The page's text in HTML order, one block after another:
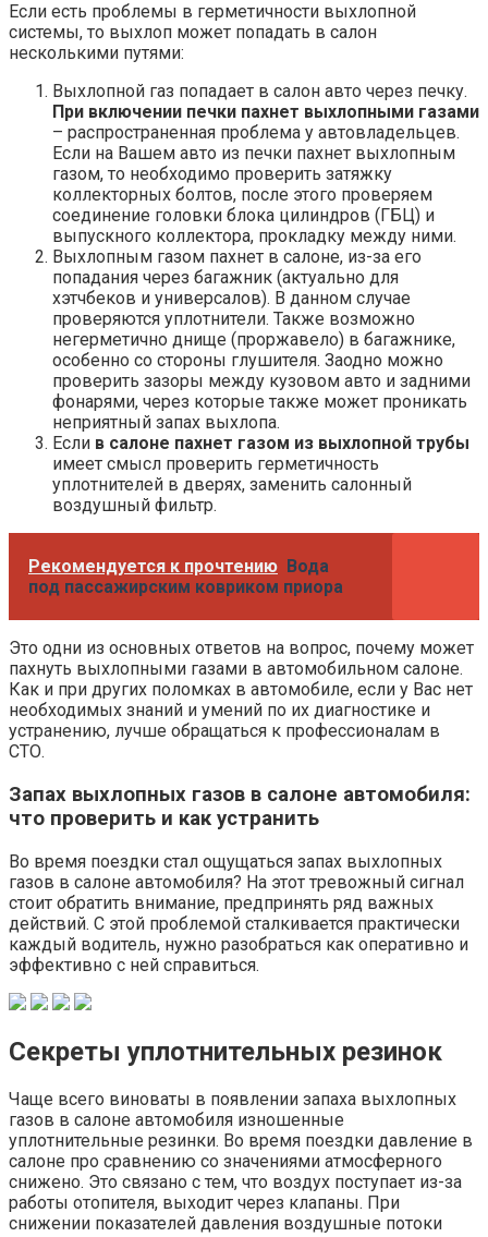
Если есть проблемы в герметичности выхлопной
системы, то выхлоп может попадать в салон
несколькими путями:
Выхлопной газ попадает в салон авто через печку.
При включении печки пахнет выхлопными газами
– распространенная проблема у автовладельцев.
Если на Вашем авто из печки пахнет выхлопным
газом, то необходимо проверить затяжку
коллекторных болтов, после этого проверяем
соединение головки блока цилиндров (ГБЦ) и
выпускного коллектора, прокладку между ними.
Выхлопным газом пахнет в салоне, из-за его
попадания через багажник (актуально для
хэтчбеков и универсалов). В данном случае
проверяются уплотнители. Также возможно
негерметично днище (проржавело) в багажнике,
особенно со стороны глушителя. Заодно можно
проверить зазоры между кузовом авто и задними
фонарями, через которые также может проникать
неприятный запах выхлопа.
Если в салоне пахнет газом из выхлопной трубы
имеет смысл проверить герметичность
уплотнителей в дверях, заменить салонный
воздушный фильтр.
Рекомендуется к прочтению Вода
под пассажирским ковриком приора
Это одни из основных ответов на вопрос, почему может
пахнуть выхлопными газами в автомобильном салоне.
Как и при других поломках в автомобиле, если у Вас нет
необходимых знаний и умений по их диагностике и
устранению, лучше обращаться к профессионалам в
СТО.
Запах выхлопных газов в салоне автомобиля:
что проверить и как устранить
Во время поездки стал ощущаться запах выхлопных
газов в салоне автомобиля? На этот тревожный сигнал
стоит обратить внимание, предпринять ряд важных
действий. С этой проблемой сталкивается практически
каждый водитель, нужно разобраться как оперативно и
эффективно с ней справиться.
Секреты уплотнительных резинок
Чаще всего виноваты в появлении запаха выхлопных
газов в салоне автомобиля изношенные
уплотнительные резинки. Во время поездки давление в
салоне про сравнению со значениями атмосферного
снижено. Это связано с тем, что воздух поступает из-за
работы отопителя, выходит через клапаны. При
снижении показателей давления воздушные потоки